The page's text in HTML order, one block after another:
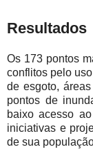
Resultados
Os 173 pontos
conflitos pelo
de esgoto,
pontos de
baixo acesso
iniciativas e
de sua